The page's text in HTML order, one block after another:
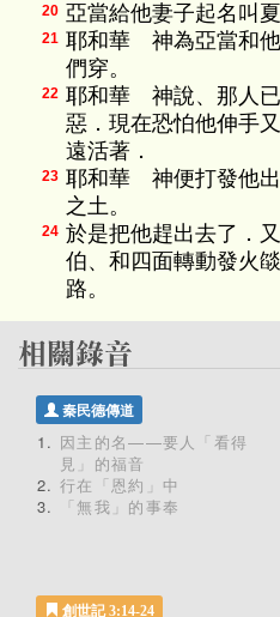
20 亞當給他妻子起名叫
21 耶和華 神為亞當和
們穿。
22 耶和華 神說、那人
惡．現在恐怕他伸手
遠活著．
23 耶和華 神便打發他
之土。
24 於是把他趕出去了．
伯、和四面轉動發火
路。
秦民德傳道
因主的名——要人「看得
見」的福音
行在「恩約」中
「無我」的事奉
創世記 3:14-24